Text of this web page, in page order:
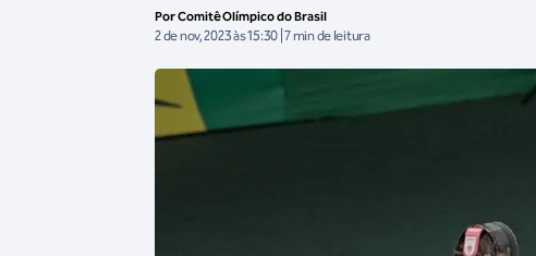
Por Comitê Olímpico do Brasil
2 de nov, 2023 às 15:30 | 7 min de leitura